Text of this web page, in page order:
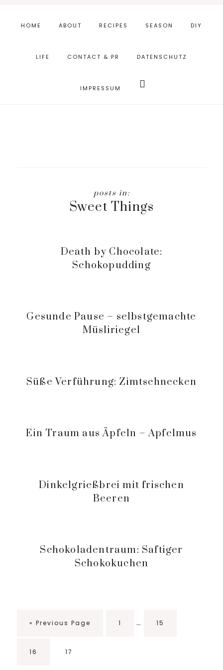
Fußzeile
HOME ABOUT RECIPES SEASON DIY
LIFE CONTACT & PR DATENSCHUTZ
IMPRESSUM durchsuchen
Sweet Things
Death by Chocolate:
Schokopudding
Gesunde Pause – selbstgemachte
Müsliriegel
Süße Verführung: Zimtschnecken
Ein Traum aus Äpfeln – Apfelmus
Dinkelgrießbrei mit frischen
Beeren
Schokoladentraum: Saftiger
Schokokuchen
«Go
Previous Page Seite
1 … Seite
15
Seite
16 Seite
17